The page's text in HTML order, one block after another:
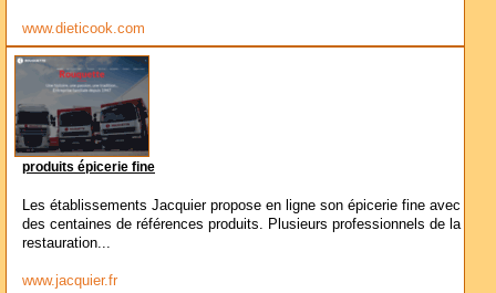
www.dieticook.com
produits épicerie fine
Les établissements Jacquier propose en ligne son épicerie fine avec
des centaines de références produits. Plusieurs professionnels de la
restauration...
www.jacquier.fr